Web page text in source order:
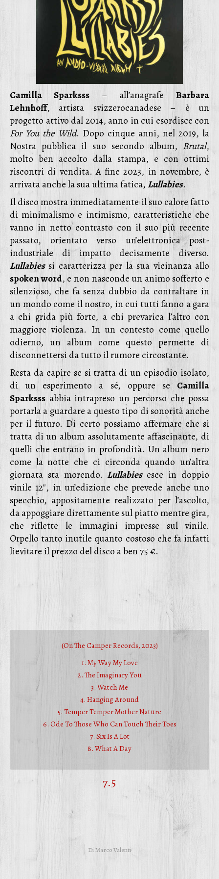
Camilla Sparksss– all’anagrafe Barbara
Lehnhoff, artista svizzerocanadese – è un
progetto attivo dal 2014, anno in cui esordisce con
For You the Wild. Dopo cinque anni, nel 2019, la
Nostra pubblica il suo secondo album, Brutal,
molto ben accolto dalla stampa, e con ottimi
riscontri di vendita. A fine 2023, in novembre, è
arrivata anche la sua ultima fatica, Lullabies.
Il disco mostra immediatamente il suo calore fatto
di minimalismo e intimismo, caratteristiche che
vanno in netto contrasto con il suo più recente
passato, orientato verso un’elettronica post-
industriale di impatto decisamente diverso.
Lullabiessi caratterizza per la sua vicinanza allo
spoken word, e non nasconde un animo sofferto e
silenzioso, che fa senza dubbio da contraltare in
un mondo come il nostro, in cui tutti fanno a gara
a chi grida più forte, a chi prevarica l’altro con
maggiore violenza. In un contesto come quello
odierno, un album come questo permette di
disconnettersi da tutto il rumore circostante.
Resta da capire se si tratta di un episodio isolato,
di un esperimento a sé, oppure se Camilla
Sparksss abbia intrapreso un percorso che possa
portarla a guardare a questo tipo di sonorità anche
per il futuro. Di certo possiamo affermare che si
tratta di un album assolutamente affascinante, di
quelli che entrano in profondità. Un album nero
come la notte che ci circonda quando un’altra
giornata sta morendo. Lullabiesesce in doppio
vinile 12″, in un’edizione che prevede anche uno
specchio, appositamente realizzato per l’ascolto,
da appoggiare direttamente sul piatto mentre gira,
che riflette le immagini impresse sul vinile.
Orpello tanto inutile quanto costoso che fa infatti
lievitare il prezzo del disco a ben 75 €.
(On The Camper Records, 2023)
1. My Way My Love
2. The Imaginary You
3. Watch Me
4. Hanging Around
5. Temper Temper Mother Nature
6. Ode To Those Who Can Touch Their Toes
7. Six Is A Lot
8. What A Day
7.5
DiMarco Valenti